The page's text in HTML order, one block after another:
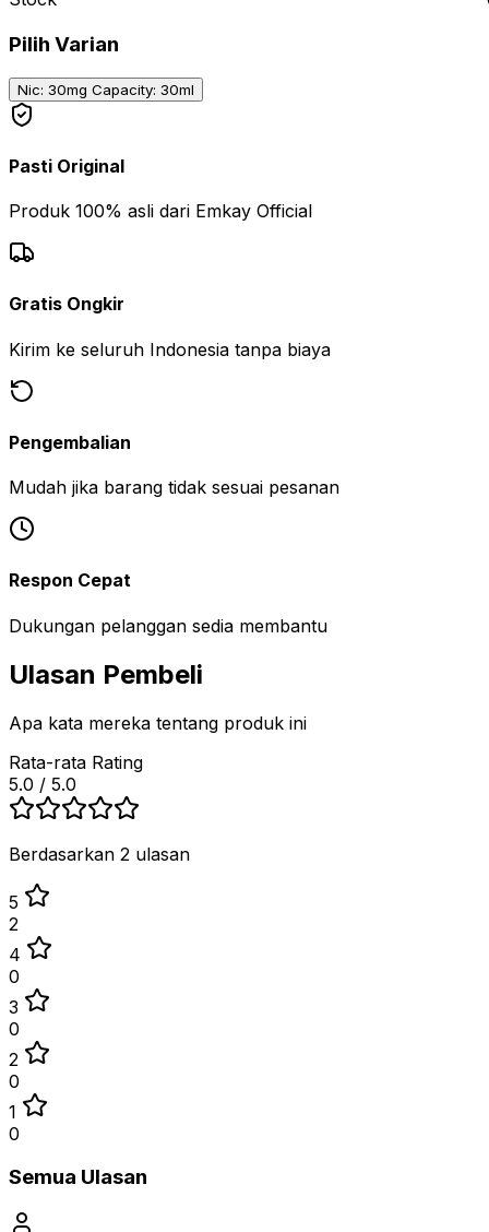
Pilih Varian
Nic: 30mg Capacity: 30ml
Pasti Original
Produk 100% asli dari Emkay Official
Gratis Ongkir
Kirim ke seluruh Indonesia tanpa biaya
Pengembalian
Mudah jika barang tidak sesuai pesanan
Respon Cepat
Dukungan pelanggan sedia membantu
Ulasan Pembeli
Apa kata mereka tentang produk ini
Rata-rata Rating
5.0 / 5.0
Berdasarkan 2 ulasan
5
2
4
0
3
0
2
0
1
0
Semua Ulasan